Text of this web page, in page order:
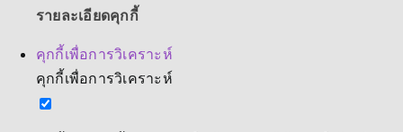
รายละเอียดคุกกี้
คุกกี้เพื่อการวิเคราะห์
คุกกี้เพื่อการวิเคราะห์